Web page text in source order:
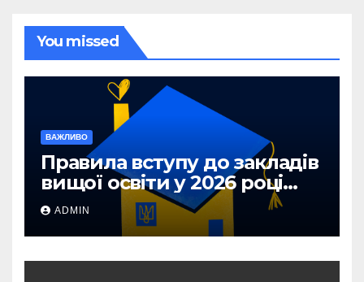
You missed
ВАЖЛИВО
Правила вступу до закладів
вищої освіти у 2026 році
для абітурієнтів з ТОТ та
прифронтових територій
ADMIN